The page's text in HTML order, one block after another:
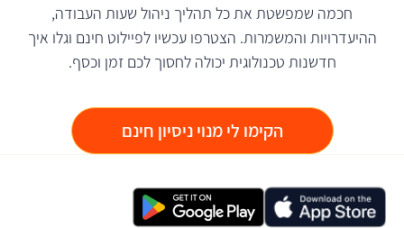
חכמה שמפשטת את כל תהליך ניהול שעות העבודה,
ההיעדרויות והמשמרות. הצטרפו עכשיו לפיילוט חינם וגלו איך
חדשנות טכנולוגית יכולה לחסוך לכם זמן וכסף.
הקימו לי מנוי ניסיון חינם